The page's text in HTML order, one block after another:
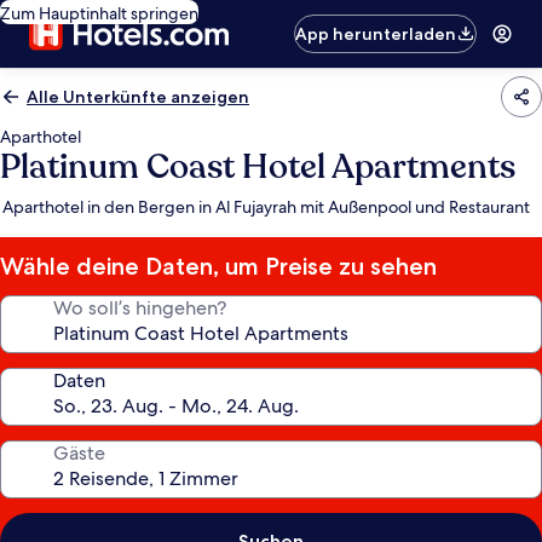
Zum Hauptinhalt springen
App herunterladen
Alle Unterkünfte anzeigen
Aparthotel
Platinum Coast Hotel Apartments
Aparthotel in den Bergen in Al Fujayrah mit Außenpool und Restaurant
Wähle deine Daten, um Preise zu sehen
Wo soll’s hingehen?
Daten
Gäste